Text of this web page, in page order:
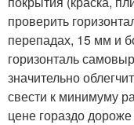
проверить
перепадах, 15 мм и
горизонталь
значительно
свести к минимуму
цене гораздо